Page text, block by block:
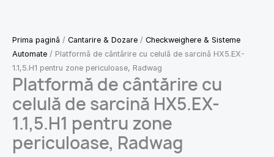
Prima pagină / Cantarire & Dozare / Checkweighere & Sisteme
Automate / Platformă de cântărire cu celulă de sarcină HX5.EX-
1.1,5.H1 pentru zone periculoase, Radwag
Platformă de cântărire cu
celulă de sarcină HX5.EX-
1.1,5.H1 pentru zone
periculoase, Radwag